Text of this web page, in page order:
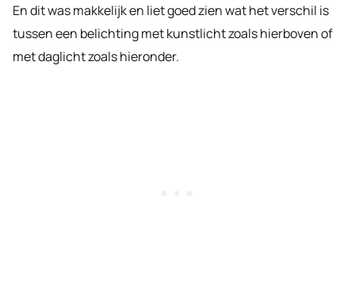
En dit was makkelijk en liet goed zien wat het verschil is
tussen een belichting met kunstlicht zoals hierboven of
met daglicht zoals hieronder.